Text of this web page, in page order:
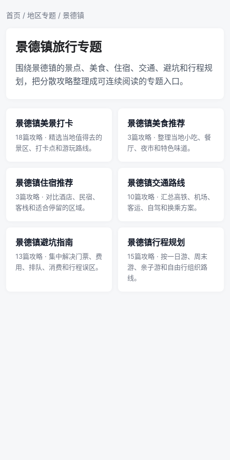
首页 / 地区专题 / 景德镇
景德镇旅行专题
围绕景德镇的景点、美食、住宿、交通、避坑和行程规
划，把分散攻略整理成可连续阅读的专题入口。
景德镇美景打卡
18篇攻略 · 精选当地值得去的
景区、打卡点和游玩路线。
景德镇美食推荐
3篇攻略 · 整理当地小吃、餐
厅、夜市和特色味道。
景德镇住宿推荐
3篇攻略 · 对比酒店、民宿、
客栈和适合停留的区域。
景德镇交通路线
10篇攻略 · 汇总高铁、机场、
客运、自驾和换乘方案。
景德镇避坑指南
13篇攻略 · 集中解决门票、费
用、排队、消费和行程误区。
景德镇行程规划
15篇攻略 · 按一日游、周末
游、亲子游和自由行组织路
线。